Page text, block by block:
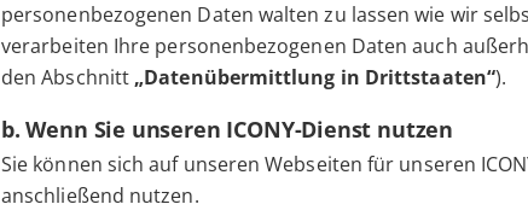
personenbezogenen Daten walten zu lassen wie wir
verarbeiten Ihre personenbezogenen Daten auch
den Abschnitt „Datenübermittlung in Drittstaaten“).
b. Wenn Sie unseren ICONY-Dienst nutzen
Sie können sich auf unseren Webseiten für unseren
anschließend nutzen.